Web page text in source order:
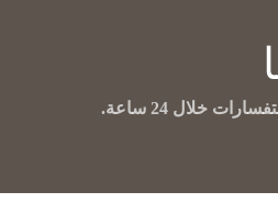
خلال 24 ساعة.